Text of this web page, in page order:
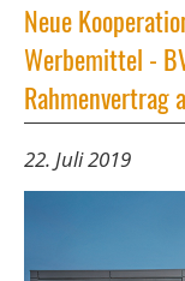
Neue
Werbemittel -
Rahmenvertrag
22. Juli 2019